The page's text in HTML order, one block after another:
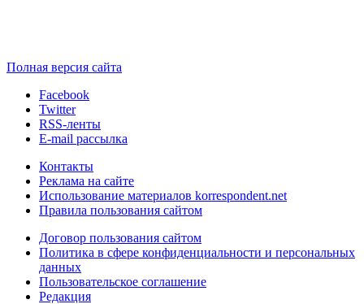
Полная версия сайта
Facebook
Twitter
RSS-ленты
E-mail рассылка
Контакты
Реклама на сайте
Использование материалов korrespondent.net
Правила пользования сайтом
Договор пользования сайтом
Политика в сфере конфиденциальности и персональных
данных
Пользовательское соглашение
Редакция